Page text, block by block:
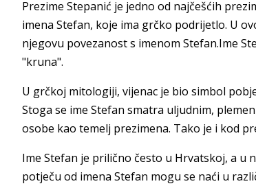
Prezime Stepanić je jedno od najčešćih
imena Stefan, koje ima grčko podrijetlo. U
njegovu povezanost s imenom Stefan.Ime
"kruna".
U grčkoj mitologiji, vijenac je bio simbol
Stoga se ime Stefan smatra uljudnim,
osobe kao temelj prezimena. Tako je i kod
Ime Stefan je prilično često u Hrvatskoj, a u
potječu od imena Stefan mogu se naći u